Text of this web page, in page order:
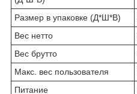
Размер в упаковке (Д*Ш*В)
Вес нетто
Вес брутто
Макс. вес пользователя
Питание